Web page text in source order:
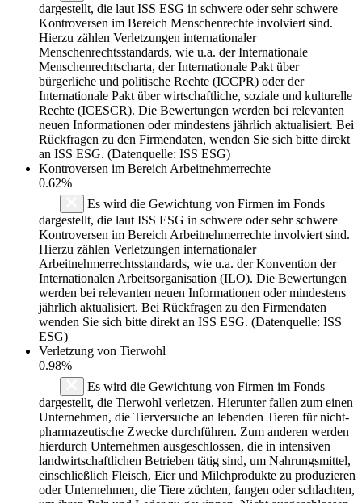
dargestellt, die laut ISS ESG in schwere oder sehr schwere
Kontroversen im Bereich Menschenrechte involviert sind.
Hierzu zählen Verletzungen internationaler
Menschenrechtsstandards, wie u.a. der Internationale
Menschenrechtscharta, der Internationale Pakt über
bürgerliche und politische Rechte (ICCPR) oder der
Internationale Pakt über wirtschaftliche, soziale und kulturelle
Rechte (ICESCR). Die Bewertungen werden bei relevanten
neuen Informationen oder mindestens jährlich aktualisiert. Bei
Rückfragen zu den Firmendaten, wenden Sie sich bitte direkt
an ISS ESG. (Datenquelle: ISS ESG)
Kontroversen im Bereich Arbeitnehmerrechte
0.62%
Es wird die Gewichtung von Firmen im Fonds
dargestellt, die laut ISS ESG in schwere oder sehr schwere
Kontroversen im Bereich Arbeitnehmerrechte involviert sind.
Hierzu zählen Verletzungen internationaler
Arbeitnehmerrechtsstandards, wie u.a. der Konvention der
Internationalen Arbeitsorganisation (ILO). Die Bewertungen
werden bei relevanten neuen Informationen oder mindestens
jährlich aktualisiert. Bei Rückfragen zu den Firmendaten
wenden Sie sich bitte direkt an ISS ESG. (Datenquelle: ISS
ESG)
Verletzung von Tierwohl
0.98%
Es wird die Gewichtung von Firmen im Fonds
dargestellt, die Tierwohl verletzen. Hierunter fallen zum einen
Unternehmen, die Tierversuche an lebenden Tieren für nicht-
pharmazeutische Zwecke durchführen. Zum anderen werden
hierdurch Unternehmen ausgeschlossen, die in intensiven
landwirtschaftlichen Betrieben tätig sind, um Nahrungsmittel,
einschließlich Fleisch, Eier und Milchprodukte zu produzieren
oder Unternehmen, die Tiere züchten, fangen oder schlachten,